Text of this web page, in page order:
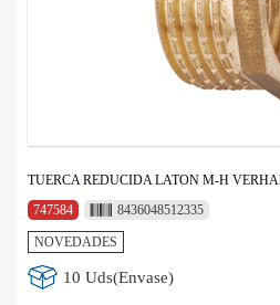
TUERCA REDUCIDA LATON M-H
747584
8436048512335
NOVEDADES
10 Uds(Envase)